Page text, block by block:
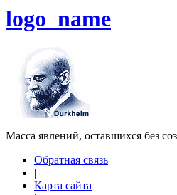
logo_name
Масса явлений, оставшихся без
Обратная связь
|
Карта сайта